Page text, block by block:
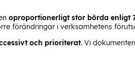
oproportionerligt stor börda enligt
förändringar i verksamhetens
och prioriterat. Vi